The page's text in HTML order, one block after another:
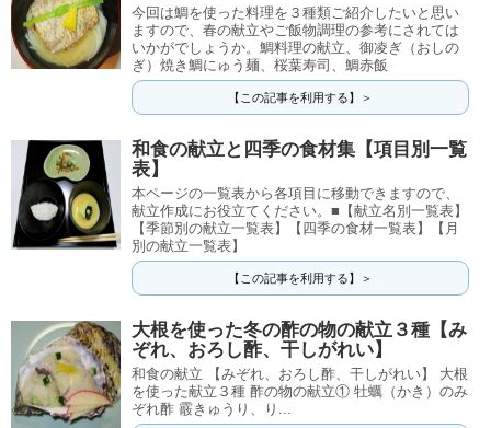
今回は鯛を使った料理を３種類ご紹介したいと思い
ますので、春の献立やご飯物調理の参考にされては
いかがでしょうか。鯛料理の献立、御凌ぎ（おしの
ぎ）焼き鯛にゅう麺、桜葉寿司、鯛赤飯
【この記事を利用する】＞
和食の献立と四季の食材集【項目別一覧
表】
本ページの一覧表から各項目に移動できますので、
献立作成にお役立てください。■【献立名別一覧表】
【季節別の献立一覧表】【四季の食材一覧表】【月
別の献立一覧表】
【この記事を利用する】＞
大根を使った冬の酢の物の献立３種【み
ぞれ、おろし酢、干しがれい】
和食の献立 【みぞれ、おろし酢、干しがれい】 大根
を使った献立３種 酢の物の献立① 牡蠣（かき）のみ
ぞれ酢 霰きゅうり、り...